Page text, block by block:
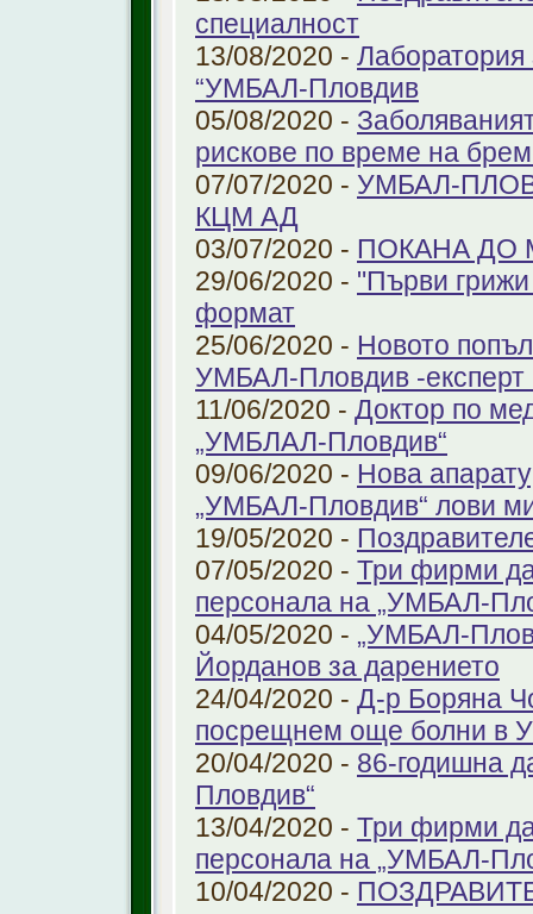
специалност
13/08/2020 - Лаборатория
“УМБАЛ-Пловдив
05/08/2020 -
рискове по време на
07/07/2020 - УМБАЛ-
КЦМ АД
03/07/2020 - ПОКАНА ДО
29/06/2020 - "Първи
формат
25/06/2020 - Новото
УМБАЛ-Пловдив -експерт
11/06/2020 - Доктор по
„УМБЛАЛ-Пловдив“
09/06/2020 - Нова
„УМБАЛ-Пловдив“ лови
19/05/2020 -
07/05/2020 - Три фирми
персонала на „УМБАЛ-
04/05/2020 - „УМБАЛ-
Йорданов за дарението
24/04/2020 - Д-р Боряна
посрещнем още болни в
20/04/2020 - 86-годишна
Пловдив“
13/04/2020 - Три фирми
персонала на „УМБАЛ-
10/04/2020 -